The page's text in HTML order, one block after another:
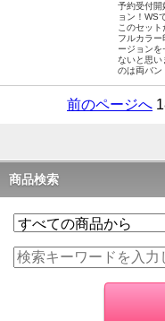
予約受付開
ョン！WS
このセット
フルカラ
ージョン
ないと思い
のは両バン
前のページへ
商品検索